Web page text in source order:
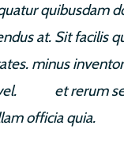
quibusdam
at. Sit facilis
minus
et rerum
officia quia.